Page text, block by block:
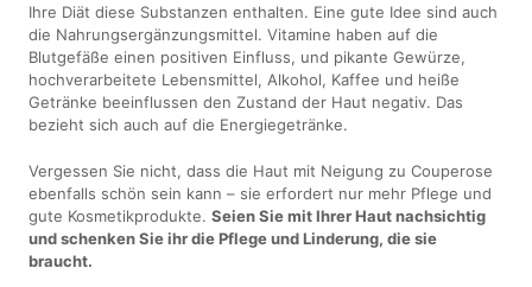
Ihre Diät diese Substanzen enthalten. Eine gute Idee sind auch
die Nahrungsergänzungsmittel. Vitamine haben auf die
Blutgefäße einen positiven Einfluss, und pikante Gewürze,
hochverarbeitete Lebensmittel, Alkohol, Kaffee und heiße
Getränke beeinflussen den Zustand der Haut negativ. Das
bezieht sich auch auf die Energiegetränke.
Vergessen Sie nicht, dass die Haut mit Neigung zu Couperose
ebenfalls schön sein kann – sie erfordert nur mehr Pflege und
gute Kosmetikprodukte.Seien Sie mit Ihrer Haut nachsichtig
und schenken Sie ihr die Pflege und Linderung, die sie
braucht.